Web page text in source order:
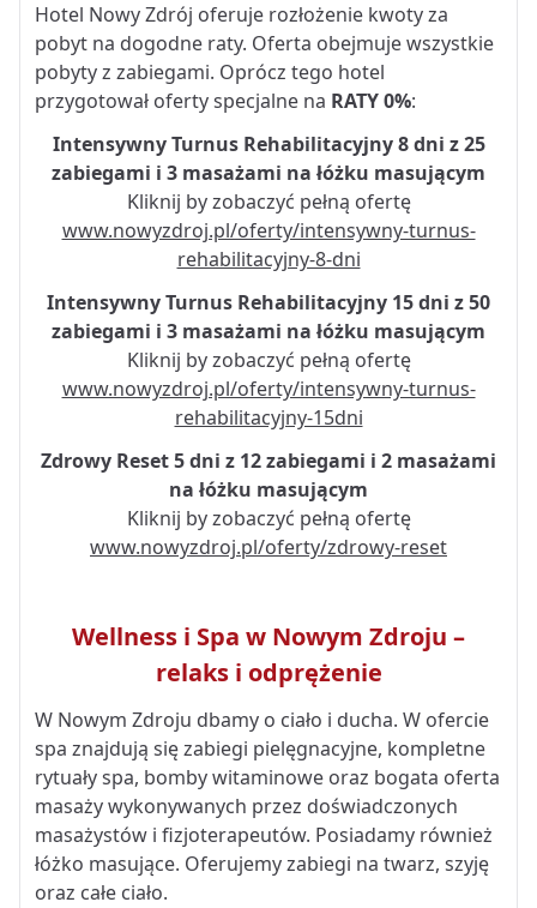
Hotel Nowy Zdrój oferuje rozłożenie kwoty za
pobyt na dogodne raty. Oferta obejmuje wszystkie
pobyty z zabiegami. Oprócz tego hotel
przygotował oferty specjalne na RATY 0%:
Intensywny Turnus Rehabilitacyjny 8 dni z 25
zabiegami i 3 masażami na łóżku masującym
Kliknij by zobaczyć pełną ofertę
www.nowyzdroj.pl/oferty/intensywny-turnus-
rehabilitacyjny-8-dni
Intensywny Turnus Rehabilitacyjny 15 dni z 50
zabiegami i 3 masażami na łóżku masującym
Kliknij by zobaczyć pełną ofertę
www.nowyzdroj.pl/oferty/intensywny-turnus-
rehabilitacyjny-15dni
Zdrowy Reset 5 dni z 12 zabiegami i 2 masażami
na łóżku masującym
Kliknij by zobaczyć pełną ofertę
www.nowyzdroj.pl/oferty/zdrowy-reset
Wellness i Spa w Nowym Zdroju –
relaks i odprężenie
W Nowym Zdroju dbamy o ciało i ducha. W ofercie
spa znajdują się zabiegi pielęgnacyjne, kompletne
rytuały spa, bomby witaminowe oraz bogata oferta
masaży wykonywanych przez doświadczonych
masażystów i fizjoterapeutów. Posiadamy również
łóżko masujące. Oferujemy zabiegi na twarz, szyję
oraz całe ciało.